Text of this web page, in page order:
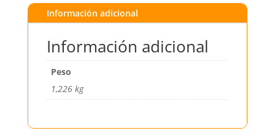
Información adicional
Información adicional
Peso
1,226 kg